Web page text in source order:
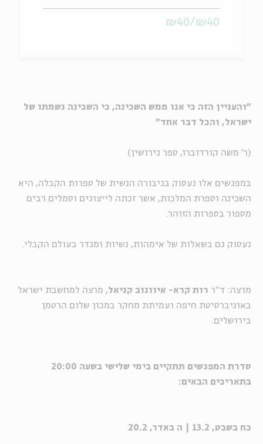
"והעניין הזה כי אנו ממש השכינה, כי השכינה נשמתו של
ישראל, והכל דבר אחד"
(ר' משה קורדוברו, ספר גירושין)
במפגשים אלו נעסוק בגיבורה הנשית של ספרות הקבלה, היא
השכינה וספרת המלכות, אשר זכתה לייצוגים וסמלים רבים
מספור בספרות הזוהר.
נעסוק גם בשאלות של אימהות, נשיות ומגדר בעולם הקבלי.
מרצה: ד"ר רות קרא- איוונוב קניאל, מרצה למחשבת ישראל
באוניברסיטת חיפה ועמיתת מחקר במכון שלום הרטמן
בירושלים.
סדרת המפגשים תתקיים בימי שלישי בשעה 20:00
בתאריכים הבאים:
כח בשבט, 13.2 | ה באדר, 20.2
₪40/₪40